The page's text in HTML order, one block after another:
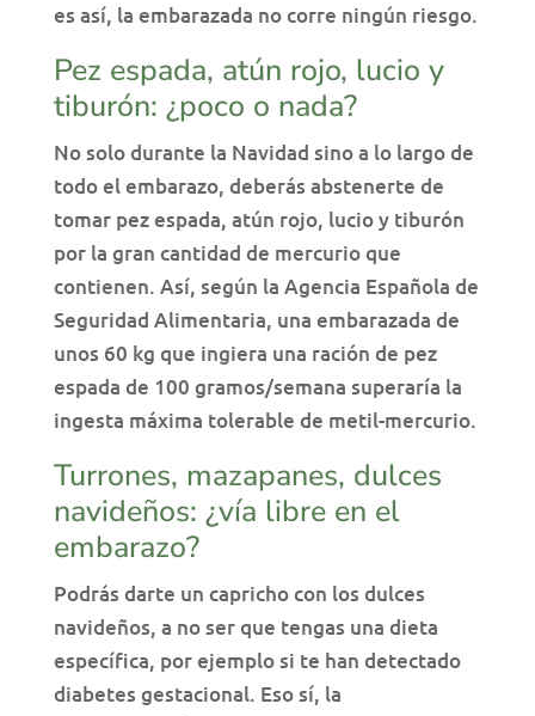
es así, la embarazada no corre ningún riesgo.
Pez espada, atún rojo, lucio y
tiburón: ¿poco o nada?
No solo durante la Navidad sino a lo largo de
todo el embarazo, deberás abstenerte de
tomar pez espada, atún rojo, lucio y tiburón
por la gran cantidad de mercurio que
contienen. Así, según la Agencia Española de
Seguridad Alimentaria, una embarazada de
unos 60 kg que ingiera una ración de pez
espada de 100 gramos/semana superaría la
ingesta máxima tolerable de metil-mercurio.
Turrones, mazapanes, dulces
navideños: ¿vía libre en el
embarazo?
Podrás darte un capricho con los dulces
navideños, a no ser que tengas una dieta
específica, por ejemplo si te han detectado
diabetes gestacional. Eso sí, la